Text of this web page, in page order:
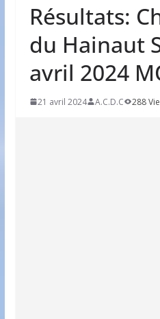
Résultats:
du Hainaut
avril 2024
21 avril 2024 A.C.D.C 288